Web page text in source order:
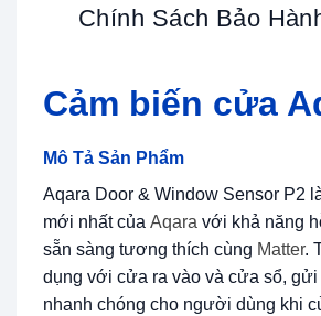
Chính Sách Bảo
Cảm biến cửa
Mô Tả Sản Phẩm
Aqara Door & Window Sensor P2
mới nhất của Aqara với khả năng
sẵn sàng tương thích cùng Matter.
dụng với cửa ra vào và cửa sổ, gửi
nhanh chóng cho người dùng khi